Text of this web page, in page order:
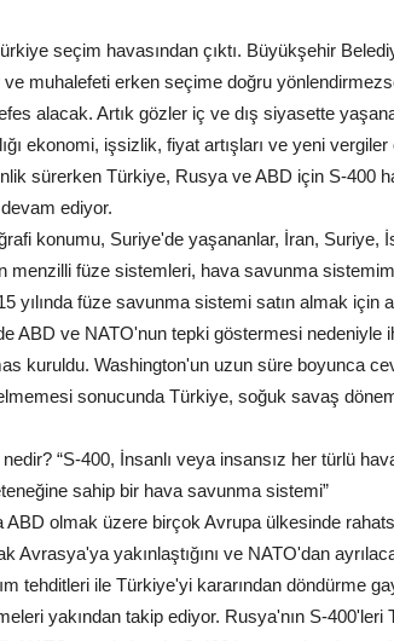
seçim havasından çıktı. Büyükşehir
muhalefeti erken seçime doğru
alacak. Artık gözler iç ve dış siyasette
ekonomi, işsizlik, fiyat artışları ve yeni
sürerken Türkiye, Rusya ve ABD için S-400
ediyor.
konumu, Suriye'de yaşananlar, İran, Suriye,
menzilli füze sistemleri, hava savunma
yılında füze savunma sistemi satın almak için
ABD ve NATO'nun tepki göstermesi nedeniyle
kuruldu. Washington'un uzun süre boyunca
sonucunda Türkiye, soğuk savaş
“S-400, İnsanlı veya insansız her türlü
sahip bir hava savunma sistemi”
olmak üzere birçok Avrupa ülkesinde
Avrasya'ya yakınlaştığını ve NATO'dan
tehditleri ile Türkiye'yi kararından döndürme
yakından takip ediyor. Rusya'nın S-